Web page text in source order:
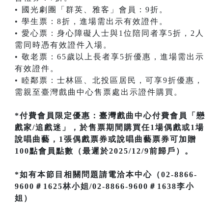
• 國光劇團「群英、雅客」會員：9折。
• 學生票：8折，進場需出示有效證件。
• 愛心票：身心障礙人士與1位陪同者享5折，2人
需同時憑有效證件入場。
• 敬老票：65歲以上長者享5折優惠，進場需出示
有效證件。
• 睦鄰票：士林區、北投區居民，可享9折優惠，
需親至臺灣戲曲中心售票處出示證件購買。
*付費會員限定優惠：臺灣戲曲中心付費會員「戀
戲家/追戲迷」，於售票期間購買任1場偶戲或1場
說唱曲藝，1張偶戲票券或說唱曲藝票券可加贈
100點會員點數（最遲於2025/12/9前歸戶）。
*如有本節目相關問題請電洽本中心（02-8866-
9600＃1625林小姐/02-8866-9600＃1638李小
姐）